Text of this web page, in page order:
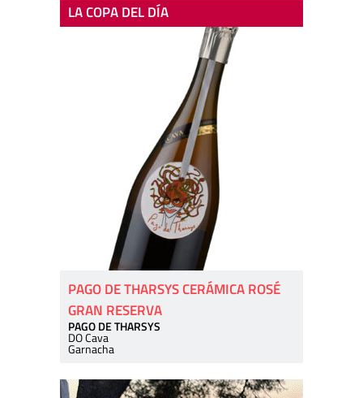
LA COPA DEL DÍA
PAGO DE THARSYS CERÁMICA ROSÉ
GRAN RESERVA
PAGO DE THARSYS
DO Cava
Garnacha